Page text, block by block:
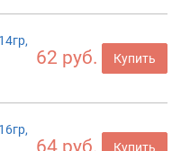
62 руб. Купить
64 руб. Купить